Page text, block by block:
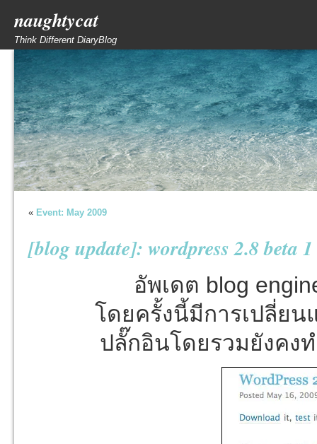
naughtycat
Think Different DiaryBlog
« Event: May 2009
[blog update]: wordpress 2.8 beta 1
อัพเดต blog
โดยครั้งนี้มีการเปลี่ยน
ปลั๊กอินโดยรวมยังค